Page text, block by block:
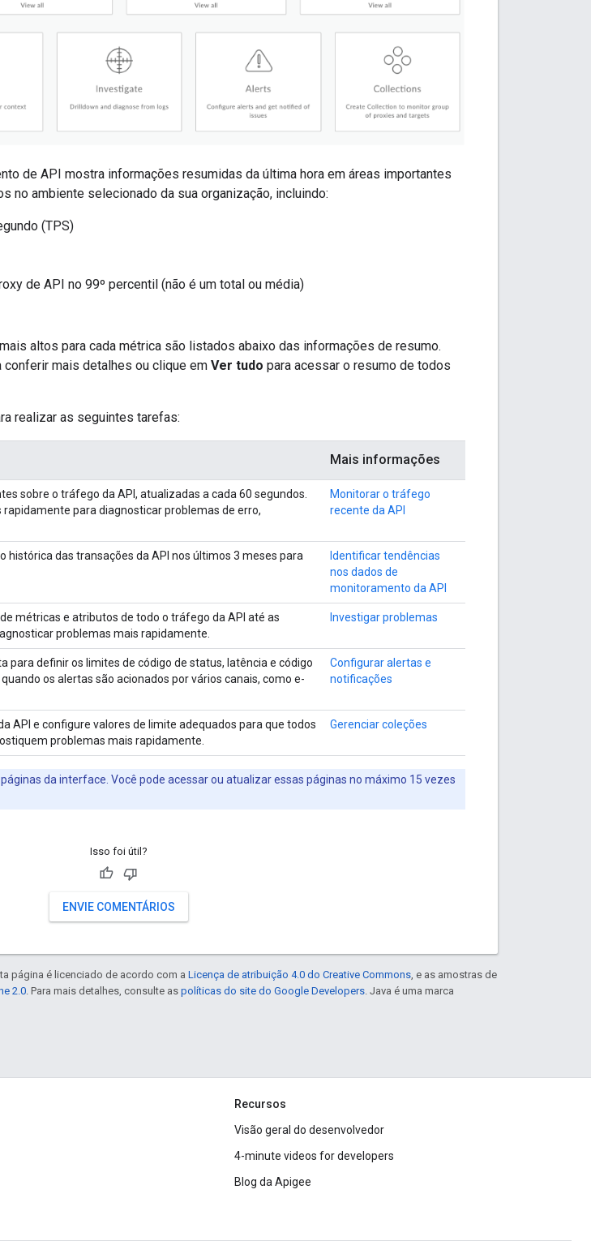
de API mostra informações resumidas da última hora em áreas importantes
no ambiente selecionado da sua organização, incluindo:
(TPS)
de API no 99º percentil (não é um total ou média)
altos para cada métrica são listados abaixo das informações de resumo.
conferir mais detalhes ou clique em Ver tudo para acessar o resumo de todos
realizar as seguintes tarefas:
Mais informações
sobre o tráfego da API, atualizadas a cada 60 segundos.
rapidamente para diagnosticar problemas de erro,
Monitorar o tráfego
recente da API
histórica das transações da API nos últimos 3 meses para
Identificar tendências
nos dados de
monitoramento da API
métricas e atributos de todo o tráfego da API até as
problemas mais rapidamente.
Investigar problemas
para definir os limites de código de status, latência e código
os alertas são acionados por vários canais, como e-
Configurar alertas e
notificações
API e configure valores de limite adequados para que todos
problemas mais rapidamente.
Gerenciar coleções
da interface. Você pode acessar ou atualizar essas páginas no máximo 15 vezes
Isso foi útil?
ENVIE COMENTÁRIOS
página é licenciado de acordo com a Licença de atribuição 4.0 do Creative Commons , e as amostras de
2.0 . Para mais detalhes, consulte as políticas do site do Google Developers . Java é uma marca
Recursos
Visão geral do desenvolvedor
4-minute videos for developers
Blog da Apigee